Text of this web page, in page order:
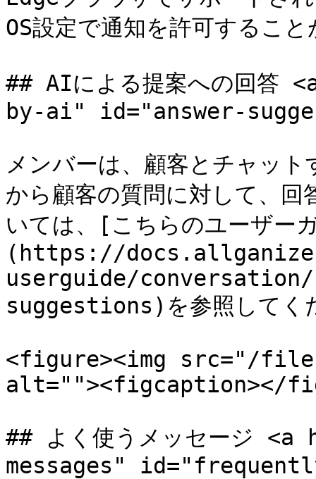
OS設定で通知を許可するこ
## AIによる提案への回
by-ai" id="answer-
メンバーは、顧客とチャッ
から顧客の質問に対して、回
いては、[こちらのユーザー
(https://
userguide/
suggestions)を参照してく
<figure><img src="/files/
alt=""><figcaption></
## よく使うメッセージ
messages"